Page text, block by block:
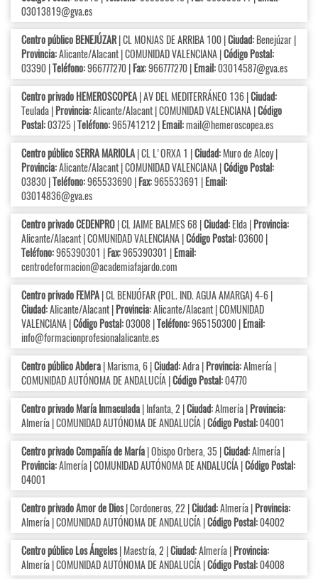
03013819@gva.es
Centro público BENEJÚZAR| CL MONJAS DE ARRIBA 100 |Ciudad:Benejúzar |
Provincia:Alicante/Alacant | COMUNIDAD VALENCIANA |Código Postal:
03390 |Teléfono:966777270 |Fax:966777270 |Email:03014587@gva.es
Centro privado HEMEROSCOPEA| AV DEL MEDITERRÁNEO 136 |Ciudad:
Teulada |Provincia:Alicante/Alacant | COMUNIDAD VALENCIANA |Código
Postal:03725 |Teléfono:965741212 |Email:mail@hemeroscopea.es
Centro público SERRA MARIOLA| CL L'ORXA 1 |Ciudad:Muro de Alcoy |
Provincia:Alicante/Alacant | COMUNIDAD VALENCIANA |Código Postal:
03830 |Teléfono:965533690 |Fax:965533691 |Email:
03014836@gva.es
Centro privado CEDENPRO| CL JAIME BALMES 68 |Ciudad:Elda |Provincia:
Alicante/Alacant | COMUNIDAD VALENCIANA |Código Postal:03600 |
Teléfono:965390301 |Fax:965390301 |Email:
centrodeformacion@academiafajardo.com
Centro privado FEMPA| CL BENIJÓFAR (POL. IND. AGUA AMARGA) 4-6 |
Ciudad:Alicante/Alacant |Provincia:Alicante/Alacant | COMUNIDAD
VALENCIANA |Código Postal:03008 |Teléfono:965150300 |Email:
info@formacionprofesionalalicante.es
Centro público Abdera| Marisma, 6 |Ciudad:Adra |Provincia:Almería |
COMUNIDAD AUTÓNOMA DE ANDALUCÍA |Código Postal:04770
Centro privado María Inmaculada| Infanta, 2 |Ciudad:Almería |Provincia:
Almería | COMUNIDAD AUTÓNOMA DE ANDALUCÍA |Código Postal:04001
Centro privado Compañía de María| Obispo Orbera, 35 |Ciudad:Almería |
Provincia:Almería | COMUNIDAD AUTÓNOMA DE ANDALUCÍA |Código Postal:
04001
Centro privado Amor de Dios| Cordoneros, 22 |Ciudad:Almería |Provincia:
Almería | COMUNIDAD AUTÓNOMA DE ANDALUCÍA |Código Postal:04002
Centro público Los Ángeles| Maestría, 2 |Ciudad:Almería |Provincia:
Almería | COMUNIDAD AUTÓNOMA DE ANDALUCÍA |Código Postal:04008